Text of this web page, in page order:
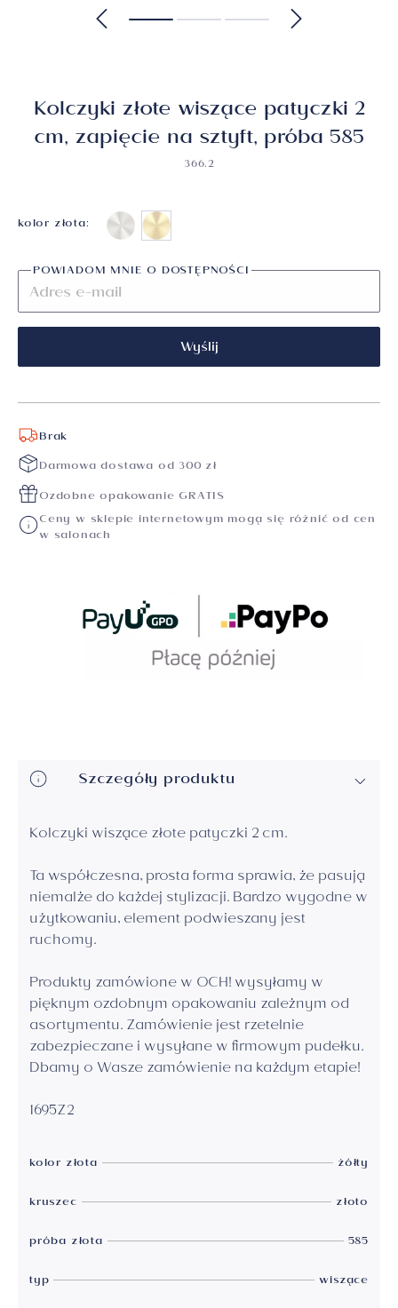
Kolczyki złote wiszące patyczki 2
cm, zapięcie na sztyft, próba 585
366.2
kolor złota:
POWIADOM MNIE O DOSTĘPNOŚCI
Wyślij
Brak
Darmowa dostawa od 300 zł
Ozdobne opakowanie GRATIS
Ceny w sklepie internetowym mogą się różnić od cen
w salonach
Szczegóły produktu
Kolczyki wiszące złote patyczki 2 cm.
Ta współczesna, prosta forma sprawia, że pasują
niemalże do każdej stylizacji. Bardzo wygodne w
użytkowaniu, element podwieszany jest
ruchomy.
Produkty zamówione w OCH! wysyłamy w
pięknym ozdobnym opakowaniu zależnym od
asortymentu. Zamówienie jest rzetelnie
zabezpieczane i wysyłane w firmowym pudełku.
Dbamy o Wasze zamówienie na każdym etapie!
1695Z2
kolor złota
żółty
kruszec
złoto
próba złota
585
typ
wiszące